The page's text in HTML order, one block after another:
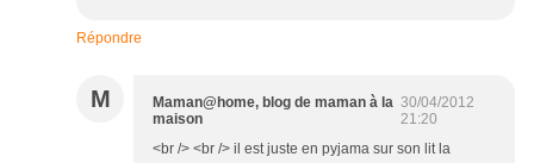
Répondre
M
Maman@home, blog de maman à la
maison
30/04/2012
21:20
<br /> <br /> il est juste en pyjama sur son lit la